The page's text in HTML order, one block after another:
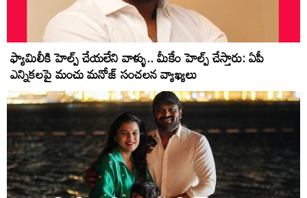
ఫ్యామిలీకి హెల్ప్ చేయలేని వాళ్ళు.. మీకేం హెల్ప్ చేస్తారు: ఏపీ
ఎన్నికలపై మంచు మనోజ్ సంచలన వ్యాఖ్యలు